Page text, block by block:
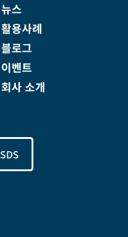
뉴스
활용사례
블로그
이벤트
회사 소개
SDS